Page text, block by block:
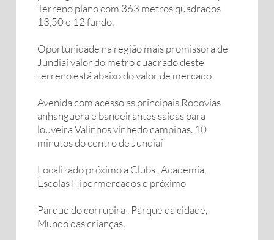
Terreno plano com 363 metros quadrados
13,50 e 12 fundo.
Oportunidade na região mais promissora de
Jundiaí valor do metro quadrado deste
terreno está abaixo do valor de mercado
Avenida com acesso as principais Rodovias
anhanguera e bandeirantes saídas para
louveira Valinhos vinhedo campinas. 10
minutos do centro de Jundiaí
Localizado próximo a Clubs , Academia,
Escolas Hipermercados e próximo
Parque do corrupira , Parque da cidade,
Mundo das crianças.